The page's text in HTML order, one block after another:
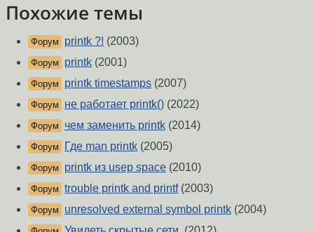
Похожие темы
Форум printk ?! (2003)
Форум printk (2001)
Форум printk timestamps (2007)
Форум не работает printk() (2022)
Форум чем заменить printk (2014)
Форум Где man printk (2005)
Форум printk из usep space (2010)
Форум trouble printk and printf(2003)
Форум unresolved external symbol printk (2004)